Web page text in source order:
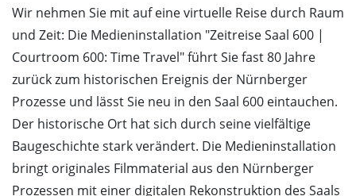
Wir nehmen Sie mit auf eine virtuelle Reise durch Raum
und Zeit: Die Medieninstallation "Zeitreise Saal 600 |
Courtroom 600: Time Travel" führt Sie fast 80 Jahre
zurück zum historischen Ereignis der Nürnberger
Prozesse und lässt Sie neu in den Saal 600 eintauchen.
Der historische Ort hat sich durch seine vielfältige
Baugeschichte stark verändert. Die Medieninstallation
bringt originales Filmmaterial aus den Nürnberger
Prozessen mit einer digitalen Rekonstruktion des Saals